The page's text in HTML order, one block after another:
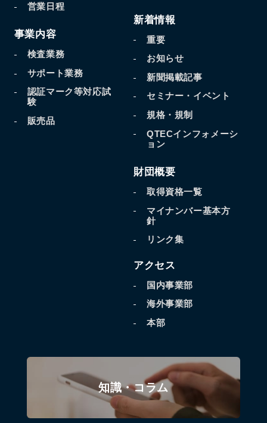
営業日程
事業内容
検査業務
サポート業務
認証マーク等対応試
験
販売品
新着情報
重要
お知らせ
新聞掲載記事
セミナー・イベント
規格・規制
QTECインフォメーシ
ョン
財団概要
取得資格一覧
マイナンバー基本方
針
リンク集
アクセス
国内事業部
海外事業部
本部
知識・コラム